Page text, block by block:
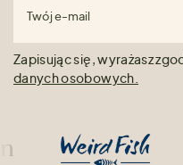
Twój e-mail
Zapisując się, wyrażasz
danych osobowych.